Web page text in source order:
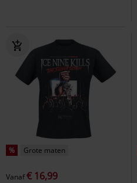
% Grote maten
Vanaf€ 16,99